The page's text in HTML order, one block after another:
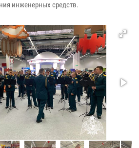
инженерных средств.